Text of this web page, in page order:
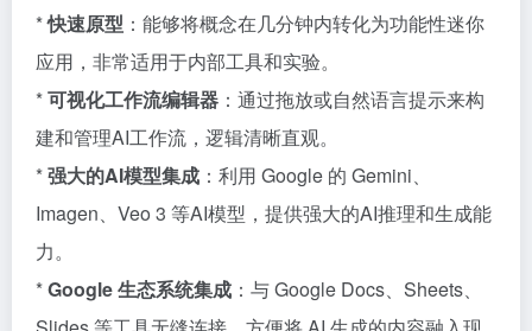
*快速原型 ：能够将概念在几分钟内转化为功能性迷你
应用，非常适用于内部工具和实验。
*可视化工作流编辑器 ：通过拖放或自然语言提示来构
建和管理AI工作流，逻辑清晰直观。
*强大的AI模型集成 ：利用 Google 的 Gemini、
Imagen、Veo 3 等AI模型，提供强大的AI推理和生成能
力。
*Google 生态系统集成 ：与 Google Docs、Sheets、